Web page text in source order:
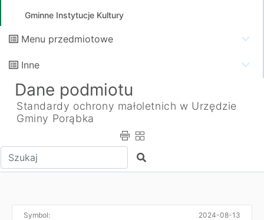
Gminne Instytucje Kultury
Menu przedmiotowe
Inne
Dane podmiotu
Standardy ochrony małoletnich w Urzędzie
Gminy Porąbka
Wpisz tekst do wyszukania Szukaj
Symbol:
2024-08-13